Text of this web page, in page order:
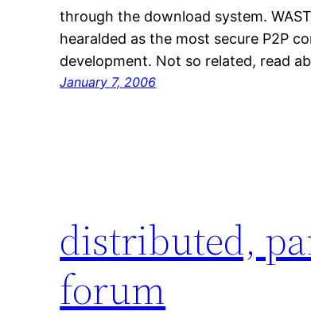
through the download system.
hearalded as the most secure P2P
development. Not so related, read
January 7, 2006
distributed,
forum